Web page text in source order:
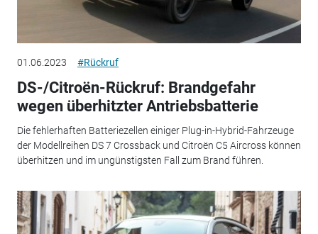
01.06.2023 #Rückruf
DS-/Citroën-Rückruf: Brandgefahr
wegen überhitzter Antriebsbatterie
Die fehlerhaften Batteriezellen einiger Plug-in-Hybrid-Fahrzeuge
der Modellreihen DS 7 Crossback und Citroën C5 Aircross können
überhitzen und im ungünstigsten Fall zum Brand führen.